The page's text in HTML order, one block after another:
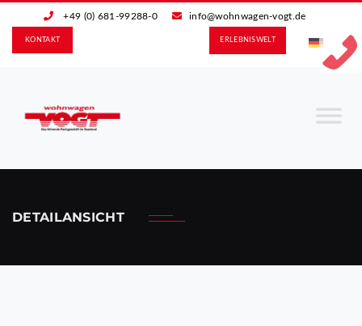
+49 (0) 681-99288-0 info@wohnwagen-vogt.de
ERLEBNIS­WELT
KONTAKT
DETAILANSICHT